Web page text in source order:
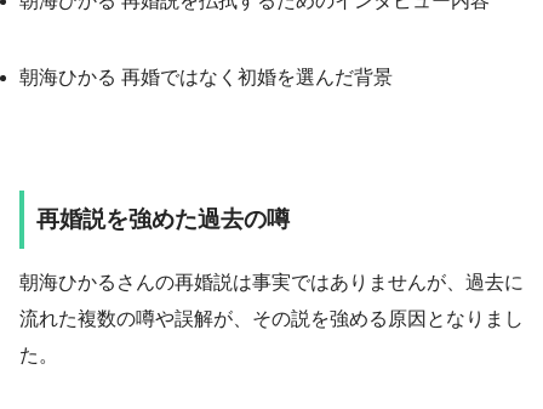
朝海ひかる 再婚ではなく初婚を選んだ背景
再婚説を強めた過去の噂
朝海ひかるさんの再婚説は事実ではありませんが、過去に
流れた複数の噂や誤解が、その説を強める原因となりまし
た。